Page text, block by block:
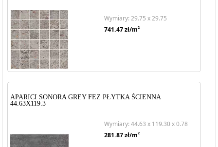
Wymiary: 29.75 x 29.75
741.47zł/m2
APARICI SONORA GREY FEZ PŁYTKA ŚCIENNA
44.63X119.3
Wymiary: 44.63 x 119.30 x 0.78
281.87zł/m2